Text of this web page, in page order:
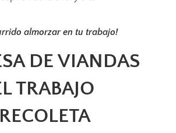
almorzar en tu trabajo!
DE VIANDAS
TRABAJO